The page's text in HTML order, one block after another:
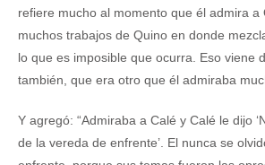
refiere mucho al momento que él admira a
muchos trabajos de Quino en donde
lo que es imposible que ocurra. Eso viene
también, que era otro que él admiraba
Y agregó: “Admiraba a Calé y Calé le dijo
de la vereda de enfrente’. El nunca se